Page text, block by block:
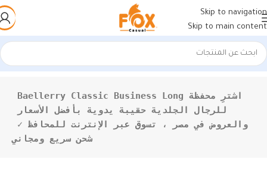
Skip to navigation
Skip to main content
الرئيسية/منتجات تحت الوسم “Baellerry Classic”
شحن سريع ومجاني